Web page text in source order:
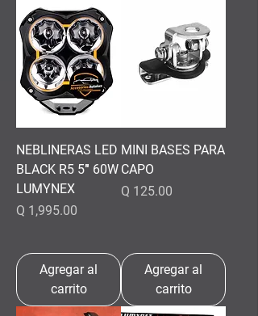
NEBLINERAS LED
BLACK R5 5″ 60W
LUMYNEX
Precio
Q 1,995.00
Agregar al
carrito
MINI BASES PARA
CAPO
Precio
Q 125.00
Agregar al
carrito